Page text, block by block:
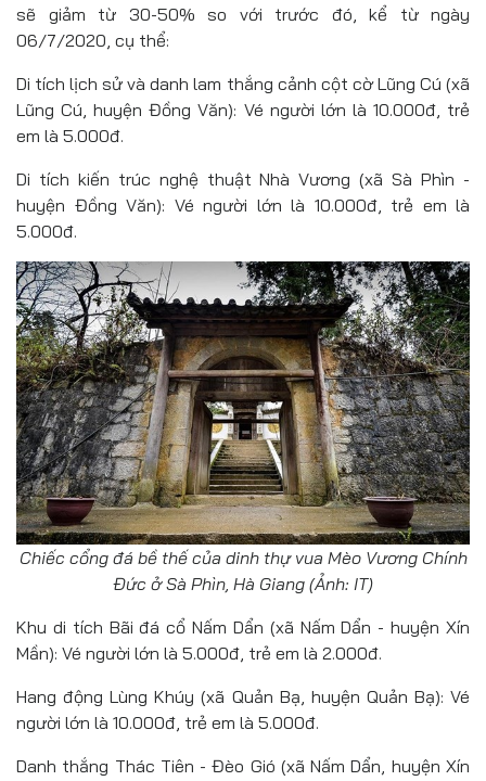
sẽ giảm từ 30-50% so với trước đó, kể từ ngày
06/7/2020, cụ thể:
Di tích lịch sử và danh lam thắng cảnh cột cờ Lũng Cú (xã
Lũng Cú, huyện Đồng Văn): Vé người lớn là 10.000đ, trẻ
em là 5.000đ.
Di tích kiến trúc nghệ thuật Nhà Vương (xã Sà Phìn -
huyện Đồng Văn): Vé người lớn là 10.000đ, trẻ em là
5.000đ.
Chiếc cổng đá bề thế của dinh thự vua Mèo Vương Chính
Đức ở Sà Phìn, Hà Giang (Ảnh: IT)
Khu di tích Bãi đá cổ Nấm Dẩn (xã Nấm Dẩn - huyện Xín
Mần): Vé người lớn là 5.000đ, trẻ em là 2.000đ.
Hang động Lùng Khúy (xã Quản Bạ, huyện Quản Bạ): Vé
người lớn là 10.000đ, trẻ em là 5.000đ.
Danh thắng Thác Tiên - Đèo Gió (xã Nấm Dẩn, huyện Xín